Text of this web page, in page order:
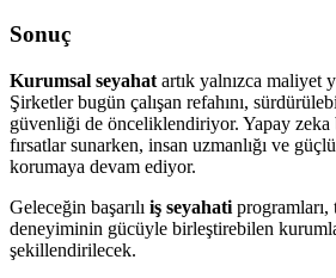
Sonuç
Kurumsal seyahat artık yalnızca maliyet
Şirketler bugün çalışan refahını,
güvenliği de önceliklendiriyor. Yapay zeka
fırsatlar sunarken, insan uzmanlığı ve
korumaya devam ediyor.
Geleceğin başarılı iş seyahati programları,
deneyiminin gücüyle birleştirebilen
şekillendirilecek.